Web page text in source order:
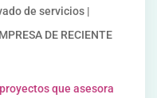
de servicios |
DE RECIENTE
que asesora